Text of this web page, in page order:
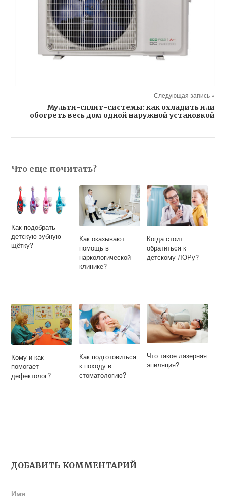
Следующая запись »
Мульти-сплит-системы: как охладить или
обогреть весь дом одной наружной установкой
Что еще почитать?
Как подобрать
детскую зубную
щётку?
Как оказывают
помощь в
наркологической
клинике?
Когда стоит
обратиться к
детскому ЛОРу?
Кому и как
помогает
дефектолог?
Как подготовиться
к походу в
стоматологию?
Что такое лазерная
эпиляция?
ДОБАВИТЬ КОММЕНТАРИЙ
Имя